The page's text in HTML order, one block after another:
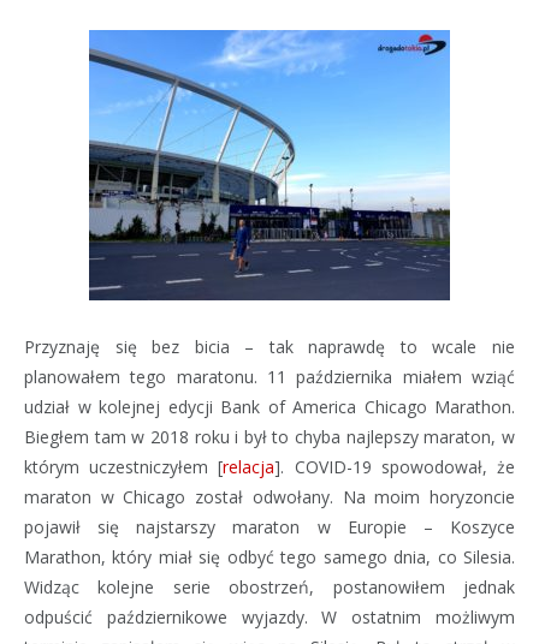
Przyznaję się bez bicia – tak naprawdę to wcale nie
planowałem tego maratonu. 11 października miałem wziąć
udział w kolejnej edycji Bank of America Chicago Marathon.
Biegłem tam w 2018 roku i był to chyba najlepszy maraton, w
którym uczestniczyłem [relacja]. COVID-19 spowodował, że
maraton w Chicago został odwołany. Na moim horyzoncie
pojawił się najstarszy maraton w Europie – Koszyce
Marathon, który miał się odbyć tego samego dnia, co Silesia.
Widząc kolejne serie obostrzeń, postanowiłem jednak
odpuścić październikowe wyjazdy. W ostatnim możliwym